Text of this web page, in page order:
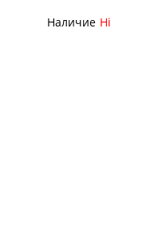
Наличие Ні